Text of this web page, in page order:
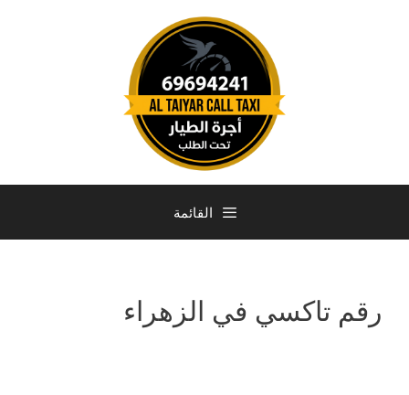
القائمة
رقم تاكسي في الزهراء